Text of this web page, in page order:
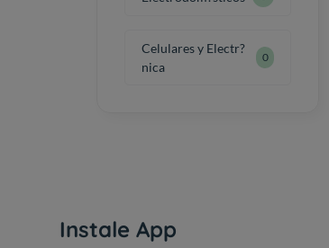
Celulares y Electr?
nica
0
Instale App